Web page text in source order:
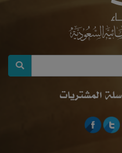
سلة المشتريات